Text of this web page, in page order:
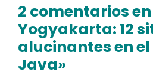
2 comentarios en
Yogyakarta: 12
alucinantes en
Java»